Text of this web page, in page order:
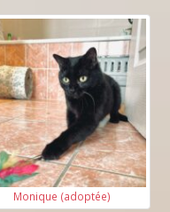
Monique (adoptée)